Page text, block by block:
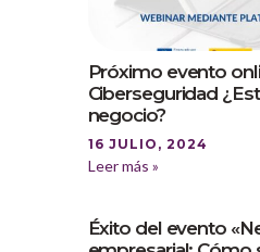
Próximo evento
Ciberseguridad
negocio?
16 JULIO, 2024
Leer más »
Éxito del evento